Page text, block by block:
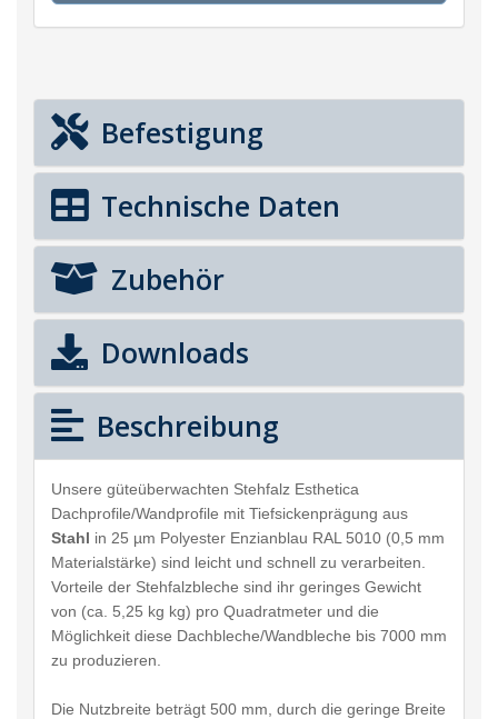
Befestigung
Technische Daten
Zubehör
Downloads
Beschreibung
Unsere güteüberwachten Stehfalz Esthetica
Dachprofile/Wandprofile mit Tiefsickenprägung aus
Stahl in 25 µm Polyester Enzianblau RAL 5010 (0,5 mm
Materialstärke) sind leicht und schnell zu verarbeiten.
Vorteile der Stehfalzbleche sind ihr geringes Gewicht
von (ca. 5,25 kg kg) pro Quadratmeter und die
Möglichkeit diese Dachbleche/Wandbleche bis 7000 mm
zu produzieren.
Die Nutzbreite beträgt 500 mm, durch die geringe Breite